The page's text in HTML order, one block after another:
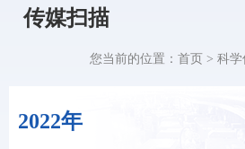
传媒扫描
2022年
您当前的位置： 首页 > 科学